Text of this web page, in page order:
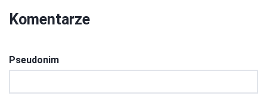
Komentarze
Pseudonim